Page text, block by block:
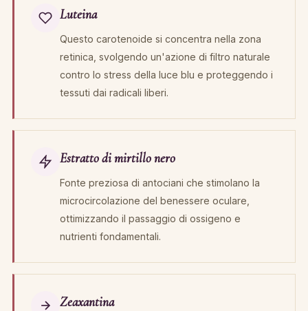
Luteina
Questo carotenoide si concentra nella zona
retinica, svolgendo un'azione di filtro naturale
contro lo stress della luce blu e proteggendo i
tessuti dai radicali liberi.
Estratto di mirtillo nero
Fonte preziosa di antociani che stimolano la
microcircolazione del benessere oculare,
ottimizzando il passaggio di ossigeno e
nutrienti fondamentali.
Zeaxantina